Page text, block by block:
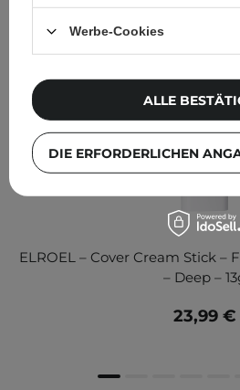
ELROEL – Cover Cream Stick
– Deep –
23,99 €
Werbe-Cookies
DIE ERFORDERLICHEN
ALLE